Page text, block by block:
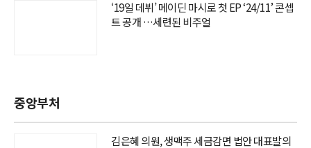
‘19일 데뷔’ 메이딘 마시로 첫 EP ‘24/11’ 콘셉
트 공개 …세련된 비주얼
중앙부처
김은혜 의원, 생맥주 세금감면 법안 대표발의